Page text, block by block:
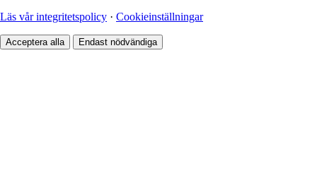
Läs vår integritetspolicy · Cookieinställningar
Acceptera alla Endast nödvändiga